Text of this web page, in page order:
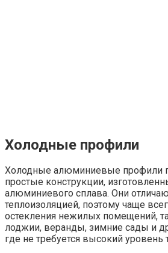
Холодные профили
Холодные алюминиевые профили
простые конструкции,
алюминиевого сплава. Они
теплоизоляцией, поэтому чаще
остекления нежилых помещений,
лоджии, веранды, зимние сады и
где не требуется высокий уровень